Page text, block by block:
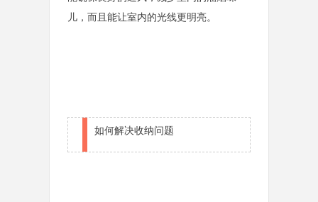
儿，而且能让室内的光线更明亮。
如何解决收纳问题